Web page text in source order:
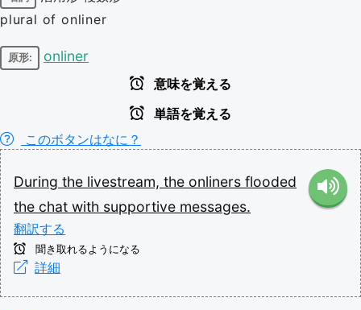
plural of onliner
原形: onliner
意味を覚える
単語を覚える
このボタンはなに？
During the livestream, the onliners flooded
the chat with supportive messages.
翻訳する
聞き取れるようになる
詳細